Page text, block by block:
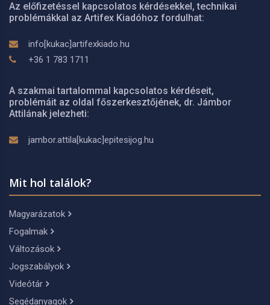
Az előfizetéssel kapcsolatos kérdésekkel, technikai
problémákkal az Artifex Kiadóhoz fordulhat:
info[kukac]artifexkiado.hu
+36 1 783 1711
A szakmai tartalommal kapcsolatos kérdéseit,
problémáit az oldal főszerkesztőjének, dr. Jámbor
Attilának jelezheti:
jambor.attila[kukac]epitesijog.hu
Mit hol találok?
Magyarázatok
Fogalmak
Változások
Jogszabályok
Videótár
Segédanyagok